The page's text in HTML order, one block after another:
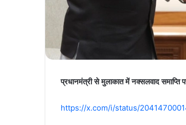
प्रधानमंत्री से मुलाकात में नक्सलवाद समाप्ति
https://x.com/i/status/